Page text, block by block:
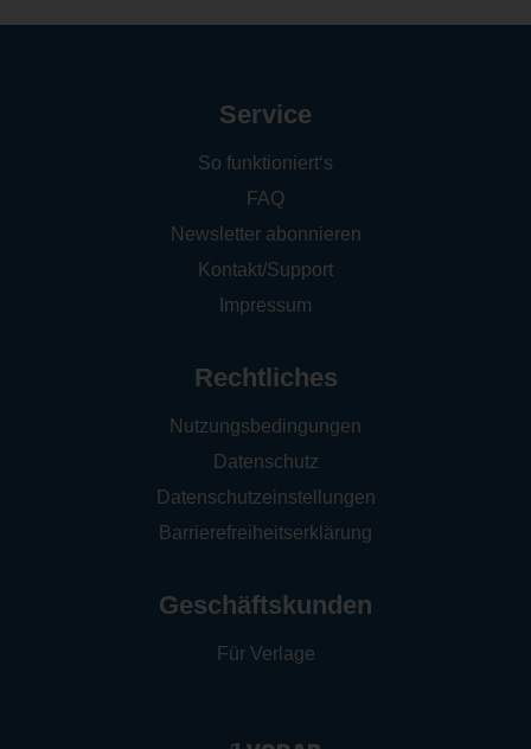
Service
So funktioniert‘s
FAQ
Newsletter abonnieren
Kontakt/Support
Impressum
Rechtliches
Nutzungsbedingungen
Datenschutz
Datenschutzeinstellungen
Barrierefreiheitserklärung
Geschäftskunden
Für Verlage